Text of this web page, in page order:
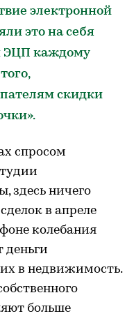
электронной
это на себя
ЭЦП каждому
скидки
спросом
здесь ничего
в апреле
колебания
деньги
в недвижимость.
больше